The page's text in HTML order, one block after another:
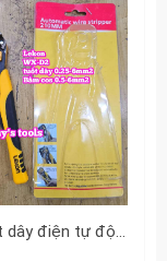
Kìm tuốt dây điện tự động bấm cos cắt đa năng Lekon WX-D2 0.25-6mm2